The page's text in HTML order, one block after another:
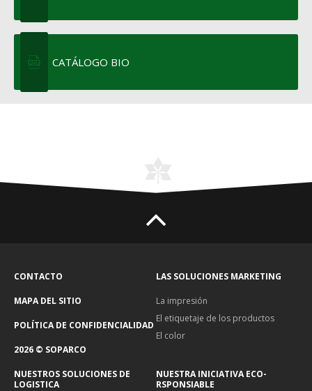
CATÁLOGO BIO
CONTACTO
MAPA DEL SITIO
POLÍTICA DE CONFIDENCIALIDAD
2026 © SOPARCO
LAS SOLUCIONES MARKETING
La impresión
El etiquetaje de los productos
El color
NUESTROS SOLUCIONES DE
LOGISTICA
NUESTRA INICIATIVA ECO-
RSPONSIABLE